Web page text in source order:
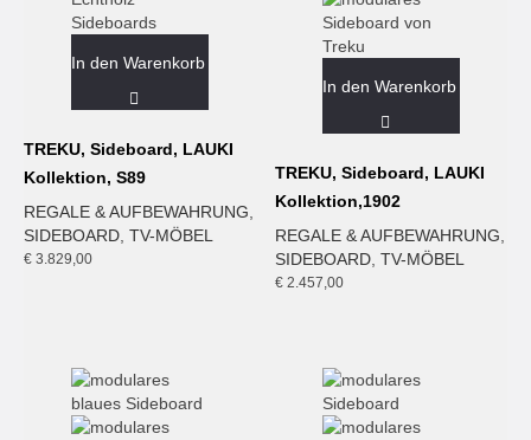
In den Warenkorb
TREKU, Sideboard, LAUKI
Kollektion, S89
REGALE & AUFBEWAHRUNG,
SIDEBOARD, TV-MÖBEL
€ 3.829,00
In den Warenkorb
TREKU, Sideboard, LAUKI
Kollektion,1902
REGALE & AUFBEWAHRUNG,
SIDEBOARD,TV-MÖBEL
€ 2.457,00